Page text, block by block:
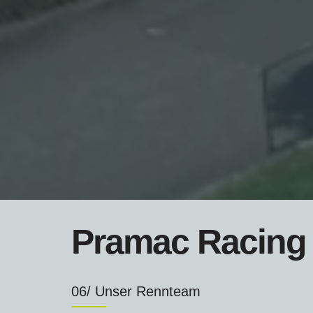
Pramac Racing
06/ Unser Rennteam